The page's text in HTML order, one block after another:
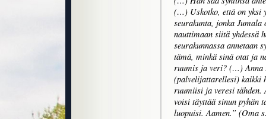
(…) Uskotko, että on yksi
seurakunta, jonka
nauttimaan siitä yhdessä
seurakunnassa annetaan
tämä, minkä sinä otat ja
ruumis ja veri? (…) Anna
(palvelijattarellesi) kaikki
ruumiisi ja veresi tähden.
voisi täyttää sinun pyhän
luopuisi. Aamen.” (Oma